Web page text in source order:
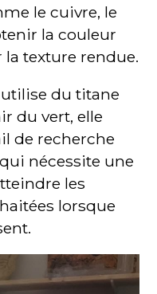
le cuivre, le
la couleur
la texture rendue.
utilise du titane
du vert, elle
de recherche
nécessite une
les
lorsque